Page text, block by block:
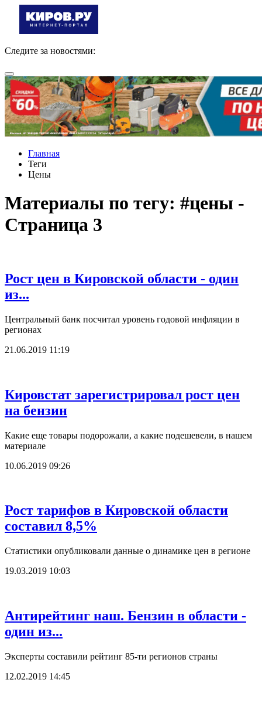
Следите за новостями:
Главная
Теги
Цены
Материалы по тегу: #цены -
Страница 3
Рост цен в Кировской области - один
из...
Центральный банк посчитал уровень годовой инфляции в
регионах
21.06.2019 11:19
Кировстат зарегистрировал рост цен
на бензин
Какие еще товары подорожали, а какие подешевели, в нашем
материале
10.06.2019 09:26
Рост тарифов в Кировской области
составил 8,5%
Статистики опубликовали данные о динамике цен в регионе
19.03.2019 10:03
Антирейтинг наш. Бензин в области -
один из...
Эксперты составили рейтинг 85-ти регионов страны
12.02.2019 14:45